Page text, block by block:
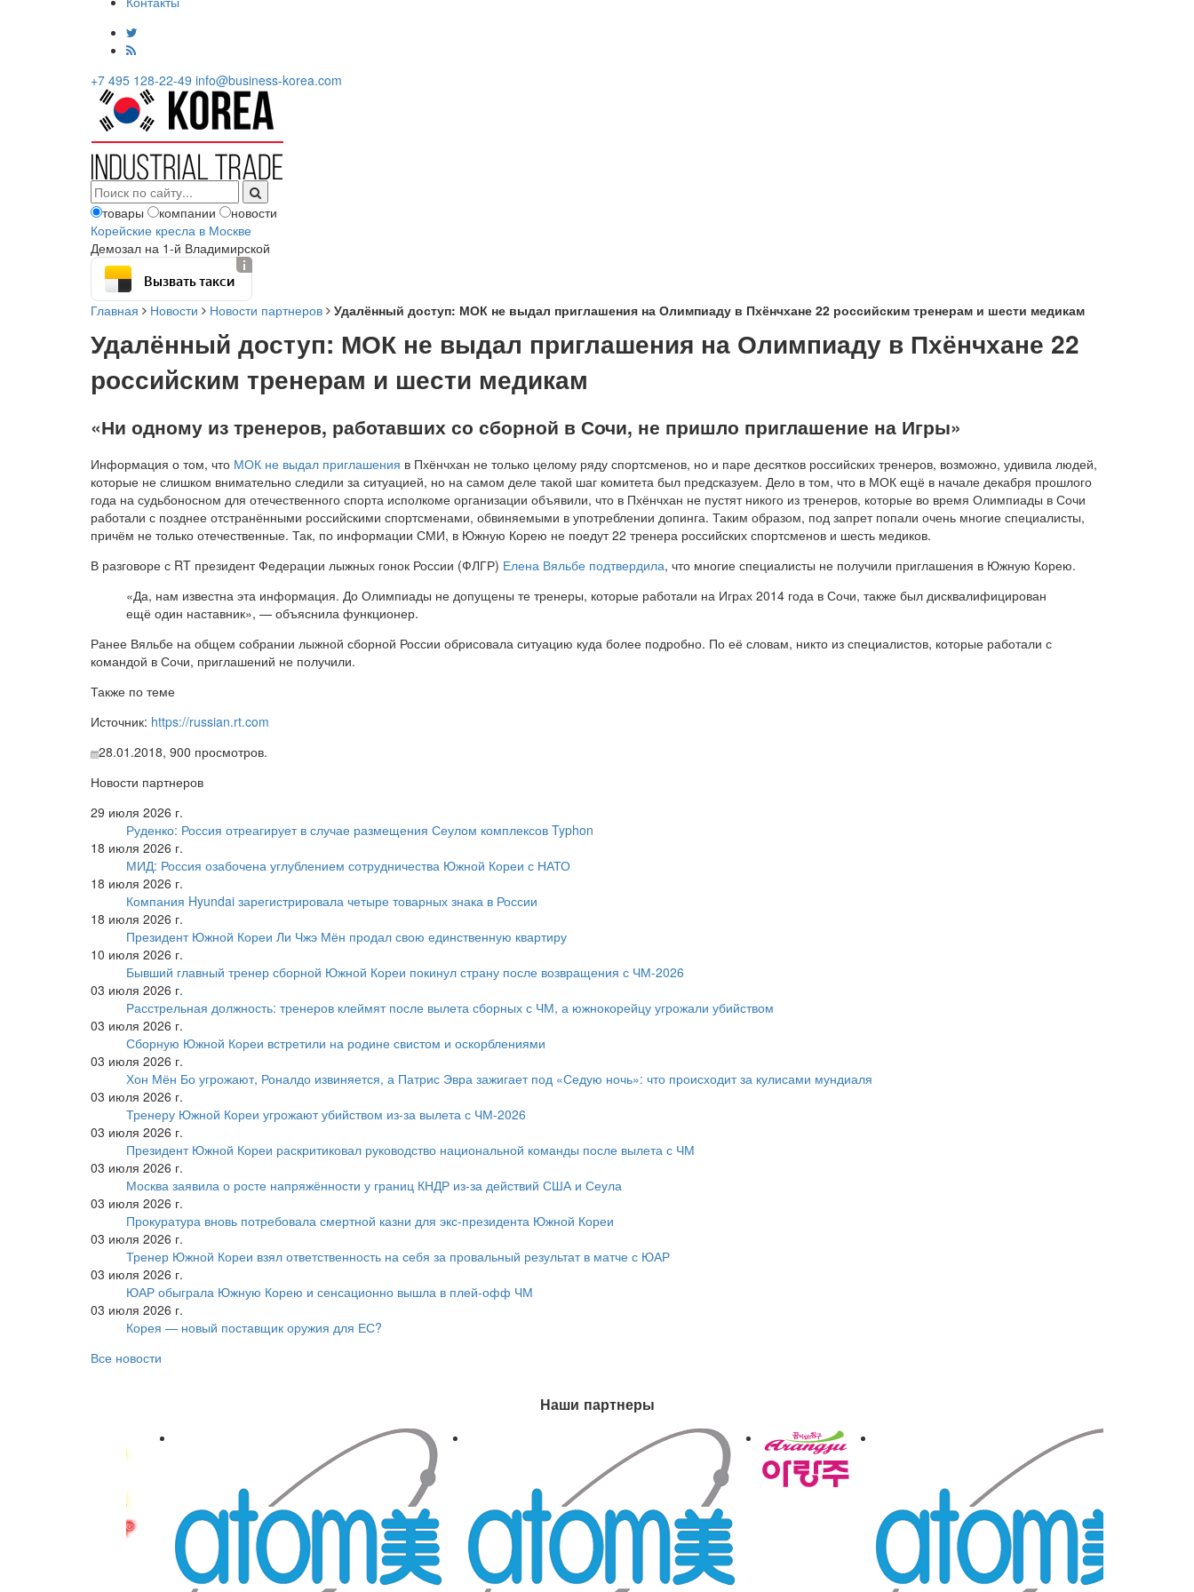
+7 495 128-22-49 info@business-korea.com
товары компании
новости
Корейские кресла в Москве
Демозал на 1-й Владимирской
Вызвать такси
Главная Новости Новости партнеров Удалённый доступ: МОК не выдал приглашения на Олимпиаду в Пхёнчхане 22 российским тренерам и шести медикам
Удалённый доступ: МОК не выдал приглашения на Олимпиаду в Пхёнчхане 22
российским тренерам и шести медикам
«Ни одному из тренеров, работавших со сборной в Сочи, не пришло приглашение на Игры»
Информация о том, что МОК не выдал приглашения в Пхёнчхан не только целому ряду спортсменов, но и паре десятков российских тренеров, возможно, удивила людей,
которые не слишком внимательно следили за ситуацией, но на самом деле такой шаг комитета был предсказуем. Дело в том, что в МОК ещё в начале декабря прошлого
года на судьбоносном для отечественного спорта исполкоме организации объявили, что в Пхёнчхан не пустят никого из тренеров, которые во время Олимпиады в Сочи
работали с позднее отстранёнными российскими спортсменами, обвиняемыми в употреблении допинга. Таким образом, под запрет попали очень многие специалисты,
причём не только отечественные. Так, по информации СМИ, в Южную Корею не поедут 22 тренера российских спортсменов и шесть медиков.
В разговоре с RT президент Федерации лыжных гонок России (ФЛГР) Елена Вяльбе подтвердила, что многие специалисты не получили приглашения в Южную Корею.
«Да, нам известна эта информация. До Олимпиады не допущены те тренеры, которые работали на Играх 2014 года в Сочи, также был дисквалифицирован
ещё один наставник», — объяснила функционер.
Ранее Вяльбе на общем собрании лыжной сборной России обрисовала ситуацию куда более подробно. По её словам, никто из специалистов, которые работали с
командой в Сочи, приглашений не получили.
Также по теме
Источник: https://russian.rt.com
28.01.2018, 900 просмотров.
Новости партнеров
29 июля 2026 г.
Руденко: Россия отреагирует в случае размещения Сеулом комплексов Typhon
18 июля 2026 г.
МИД: Россия озабочена углублением сотрудничества Южной Кореи с НАТО
18 июля 2026 г.
Компания Hyundai зарегистрировала четыре товарных знака в России
18 июля 2026 г.
Президент Южной Кореи Ли Чжэ Мён продал свою единственную квартиру
10 июля 2026 г.
Бывший главный тренер сборной Южной Кореи покинул страну после возвращения с ЧМ-2026
03 июля 2026 г.
Расстрельная должность: тренеров клеймят после вылета сборных с ЧМ, а южнокорейцу угрожали убийством
03 июля 2026 г.
Сборную Южной Кореи встретили на родине свистом и оскорблениями
03 июля 2026 г.
Хон Мён Бо угрожают, Роналдо извиняется, а Патрис Эвра зажигает под «Седую ночь»: что происходит за кулисами мундиаля
03 июля 2026 г.
Тренеру Южной Кореи угрожают убийством из-за вылета с ЧМ-2026
03 июля 2026 г.
Президент Южной Кореи раскритиковал руководство национальной команды после вылета с ЧМ
03 июля 2026 г.
Москва заявила о росте напряжённости у границ КНДР из-за действий США и Сеула
03 июля 2026 г.
Прокуратура вновь потребовала смертной казни для экс-президента Южной Кореи
03 июля 2026 г.
Тренер Южной Кореи взял ответственность на себя за провальный результат в матче с ЮАР
03 июля 2026 г.
ЮАР обыграла Южную Корею и сенсационно вышла в плей-офф ЧМ
03 июля 2026 г.
Корея — новый поставщик оружия для ЕС?
Все новости
Наши партнеры